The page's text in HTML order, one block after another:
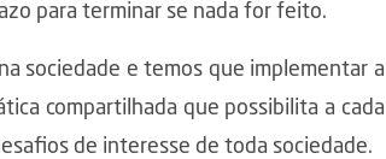
para terminar se nada for feito.
sociedade e temos que implementar a
compartilhada que possibilita a cada
de interesse de toda sociedade.